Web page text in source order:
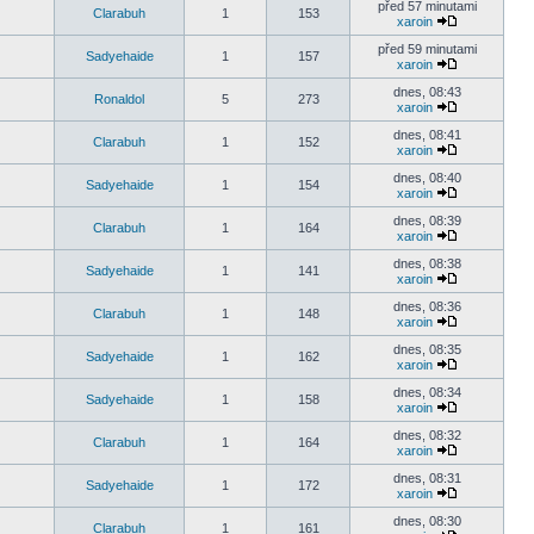
Clarabuh 1 153
před 57 minutami
xaroin
Sadyehaide 1 157
před 59 minutami
xaroin
Ronaldol 5 273
dnes, 08:43
xaroin
Clarabuh 1 152
dnes, 08:41
xaroin
Sadyehaide 1 154
dnes, 08:40
xaroin
Clarabuh 1 164
dnes, 08:39
xaroin
Sadyehaide 1 141
dnes, 08:38
xaroin
Clarabuh 1 148
dnes, 08:36
xaroin
Sadyehaide 1 162
dnes, 08:35
xaroin
Sadyehaide 1 158
dnes, 08:34
xaroin
Clarabuh 1 164
dnes, 08:32
xaroin
Sadyehaide 1 172
dnes, 08:31
xaroin
Clarabuh 1 161
dnes, 08:30